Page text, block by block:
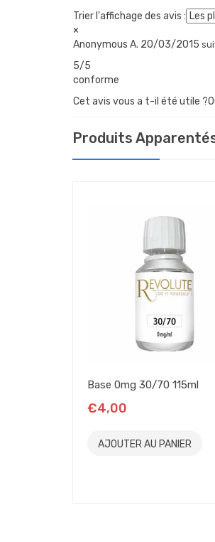
Trier l'affichage des avis :
×
Anonymous A. 20/03/2015
5/5
conforme
Cet avis vous a t-il été utile
Produits
Base 0mg 30/70 115ml
€4,00
AJOUTER AU PANIER